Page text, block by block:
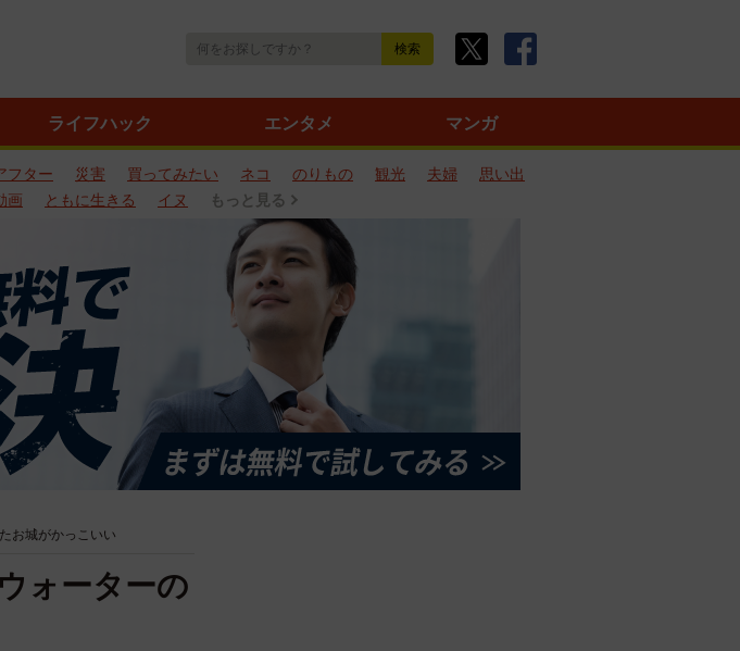
ライフハック エンタメ マンガ
フター 災害 買ってみたい ネコ のりもの 観光 夫婦
思い出
画 ともに生きる イヌ もっと見る
お城がかっこいい
ォーターの